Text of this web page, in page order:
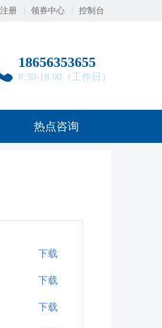
注册 领券中心 控制台
18656353655
8:30-18:00（工作日）
热点咨询
下载
下载
下载